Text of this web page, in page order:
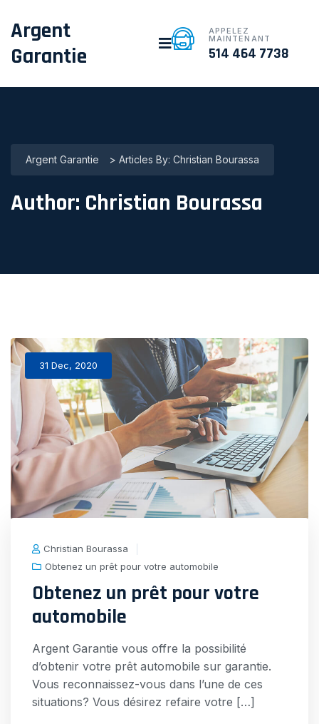
Argent
Garantie
APPELEZ
MAINTENANT
514 464 7738
Argent Garantie > Articles By: Christian Bourassa
Author: Christian Bourassa
31 Dec, 2020
Christian Bourassa
Obtenez un prêt pour votre automobile
Obtenez un prêt pour votre
automobile
Argent Garantie vous offre la possibilité
d’obtenir votre prêt automobile sur garantie.
Vous reconnaissez-vous dans l’une de ces
situations? Vous désirez refaire votre […]